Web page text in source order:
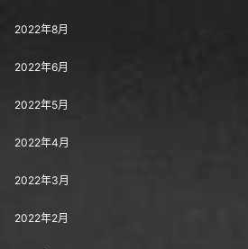
2022年8月
2022年6月
2022年5月
2022年4月
2022年3月
2022年2月